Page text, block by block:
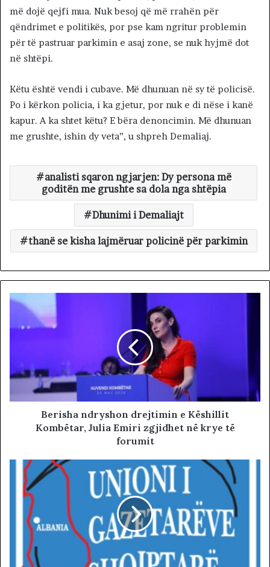
më dojë qejfi mua. Nuk besoj që më rrahën për
qëndrimet e politikës, por pse kam ngritur problemin
për të pastruar parkimin e asaj zone, se nuk hyjmë dot
në shtëpi.
Këtu është vendi i cubave. Më dhunuan në sy të policisë.
Po i kërkon policia, i ka gjetur, por nuk e di nëse i kanë
kapur. A ka shtet këtu? E bëra denoncimin. Më dhunuan
me grushte, ishin dy veta”, u shpreh Demaliaj.
analisti sqaron ngjarjen: Dy persona më
goditën me grushte sa dola nga shtëpia
Dhunimi i Demaliajt
thanë se kisha lajmëruar policinë për parkimin
Berisha ndryshon drejtimin e Këshillit
Kombëtar, Julia Emiri zgjidhet në krye të
forumit